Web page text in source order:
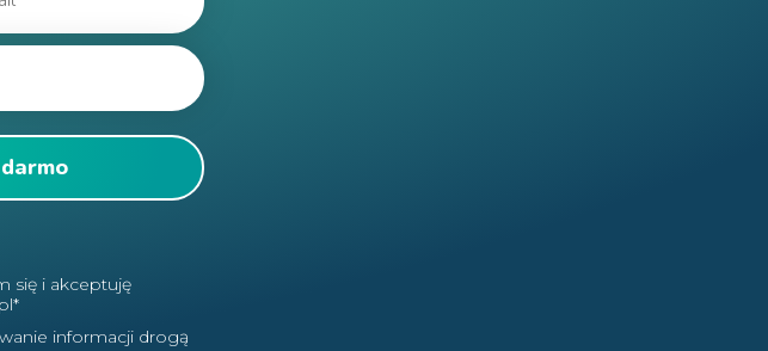
się i akceptuję
informacji drogą